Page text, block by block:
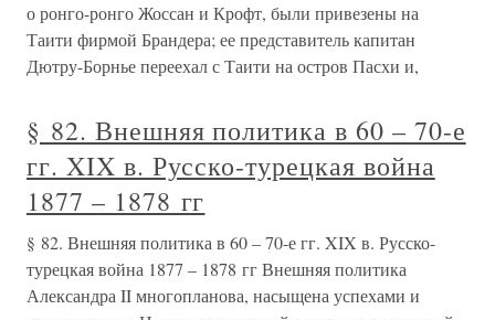
о ронго-ронго Жоссан и Крофт, были привезены на
Таити фирмой Брандера; ее представитель капитан
Дютру-Борнье переехал с Таити на остров Пасхи и,
§ 82. Внешняя политика в 60 – 70-е
гг. XIX в. Русско-турецкая война
1877 – 1878 гг
§ 82. Внешняя политика в 60 – 70-е гг. XIX в. Русско-
турецкая война 1877 – 1878 гг Внешняя политика
Александра II многопланова, насыщена успехами и